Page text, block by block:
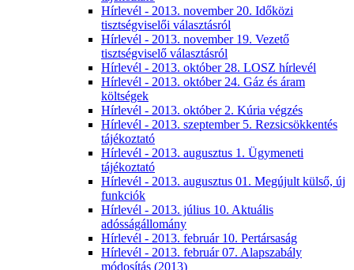
Hírlevél - 2013. november 20. Időközi
tisztségviselői választásról
Hírlevél - 2013. november 19. Vezető
tisztségviselő választásról
Hírlevél - 2013. október 28. LOSZ hírlevél
Hírlevél - 2013. október 24. Gáz és áram
költségek
Hírlevél - 2013. október 2. Kúria végzés
Hírlevél - 2013. szeptember 5. Rezsicsökkentés
tájékoztató
Hírlevél - 2013. augusztus 1. Ügymeneti
tájékoztató
Hírlevél - 2013. augusztus 01. Megújult külső, új
funkciók
Hírlevél - 2013. július 10. Aktuális
adósságállomány
Hírlevél - 2013. február 10. Pertársaság
Hírlevél - 2013. február 07. Alapszabály
módosítás (2013)